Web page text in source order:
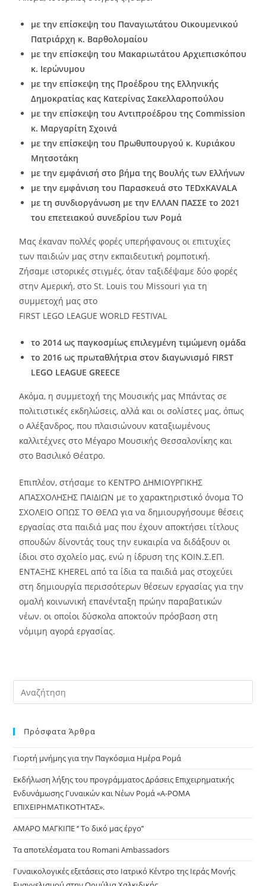
με την επίσκεψη του Παναγιωτάτου Οικουμενικού
Πατριάρχη κ. Βαρθολομαίου
με την επίσκεψη του Μακαριωτάτου Αρχιεπισκόπου
κ. Ιερώνυμου
με την επίσκεψη της Προέδρου της Ελληνικής
Δημοκρατίας κας Κατερίνας Σακελλαροπούλου
με την επίσκεψη του Αντιπροέδρου της Commission
κ. Μαργαρίτη Σχοινά
με την επίσκεψη του Πρωθυπουργού κ. Κυριάκου
Μητσοτάκη
με την εμφάνισή στο βήμα της Βουλής των Ελλήνων
με την εμφάνιση του Παρασκευά στο ΤEDxKAVALA
με τη συνδιοργάνωση με την ΕΛΛΑΝ ΠΑΣΣΕ το 2021
του επετειακού συνεδρίου των Ρομά
Μας έκαναν πολλές φορές υπερήφανους οι επιτυχίες
των παιδιών μας στην εκπαιδευτική ρομποτική.
Ζήσαμε ιστορικές στιγμές, όταν ταξιδέψαμε δύο φορές
στην Αμερική, στο St. Louis του Missouri για τη
συμμετοχή μας στο
FIRST LEGO LEAGUE WORLD FESTIVAL
το 2014 ως παγκοσμίως επιλεγμένη τιμώμενη ομάδα
το 2016 ως πρωταθλήτρια στον διαγωνισμό FIRST
LEGO LEAGUE GREECE
Ακόμα, η συμμετοχή της Μουσικής μας Μπάντας σε
πολιτιστικές εκδηλώσεις, αλλά και οι σολίστες μας, όπως
ο Αλέξανδρος, που πλαισιώνουν καταξιωμένους
καλλιτέχνες στο Μέγαρο Μουσικής Θεσσαλονίκης και
στο Βασιλικό Θέατρο.
Επιπλέον, στήσαμε το ΚΕΝΤΡΟ ΔΗΜΙΟΥΡΓΙΚΗΣ
ΑΠΑΣΧΟΛΗΣΗΣ ΠΑΙΔΙΩΝ με το χαρακτηριστικό όνομα ΤΟ
ΣΧΟΛΕΙΟ ΟΠΩΣ ΤΟ ΘΕΛΩ για να δημιουργήσουμε θέσεις
εργασίας στα παιδιά μας που έχουν αποκτήσει τίτλους
σπουδών δίνοντάς τους την ευκαιρία να διδάξουν οι
ίδιοι στο σχολείο μας, ενώ η ίδρυση της ΚΟΙΝ.Σ.ΕΠ.
ΕΝΤΑΞΗΣ KHEREL από τα ίδια τα παιδιά μας στοχεύει
στη δημιουργία περισσότερων θέσεων εργασίας για την
ομαλή κοινωνική επανένταξη πρώην παραβατικών
νέων. οι οποίοι δύσκολα αποκτούν πρόσβαση στη
νόμιμη αγορά εργασίας.
Πρόσφατα Άρθρα
Γιορτή μνήμης για την Παγκόσμια Ημέρα Ρομά
Εκδήλωση λήξης του προγράμματος Δράσεις Επιχειρηματικής
Ενδυνάμωσης Γυναικών και Νέων Ρομά «Α-ΡΟΜΑ
ΕΠΙΧΕΙΡΗΜΑΤΙΚΟΤΗΤΑΣ».
ΑΜΑΡΟ ΜΑΓΚΙΠΕ ‘’ Το δικό μας έργο’’
Τα αποτελέσματα του Romani Ambassadors
Γυναικολογικές εξετάσεις στο Ιατρικό Κέντρο της Ιεράς Μονής